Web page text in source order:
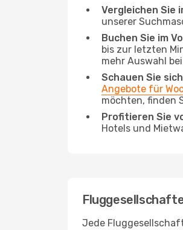
Vergleichen Sie
unserer
Buchen Sie im
bis zur letzten
mehr Auswahl
Schauen Sie
Angebote für
möchten, finden
Profitieren Sie
Hotels und
Jede